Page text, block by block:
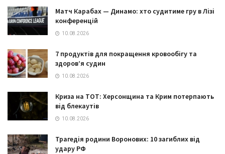
Матч Карабах — Динамо: хто судитиме гру в Лізі
конференцій
10.08.2026
7 продуктів для покращення кровообігу та
здоров’я судин
10.08.2026
Криза на ТОТ: Херсонщина та Крим потерпають
від блекаутів
10.08.2026
Трагедія родини Воронових: 10 загиблих від
удару РФ